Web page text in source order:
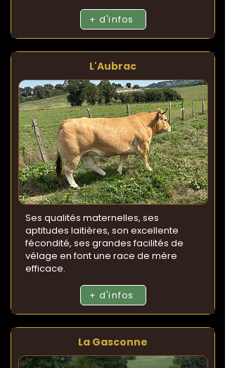
+ d'infos
L'Aubrac
Ses qualités maternelles, ses
aptitudes laitières, son excellente
fécondité, ses grandes facilités de
vélage en font une race de mère
efficace.
+ d'infos
La Gasconne